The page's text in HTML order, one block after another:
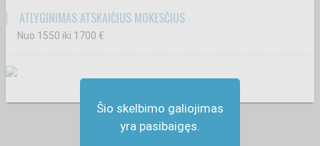
Šio skelbimo galiojimas
yra pasibaigęs.
ATLYGINIMAS ATSKAIČIUS MOKESČIUS
Nuo 1550 iki 1700 €